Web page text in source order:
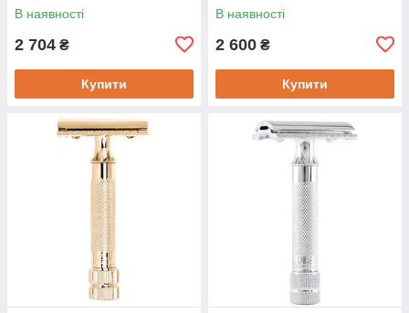
В наявності
2 704 ₴
Купити
В наявності
2 600 ₴
Купити